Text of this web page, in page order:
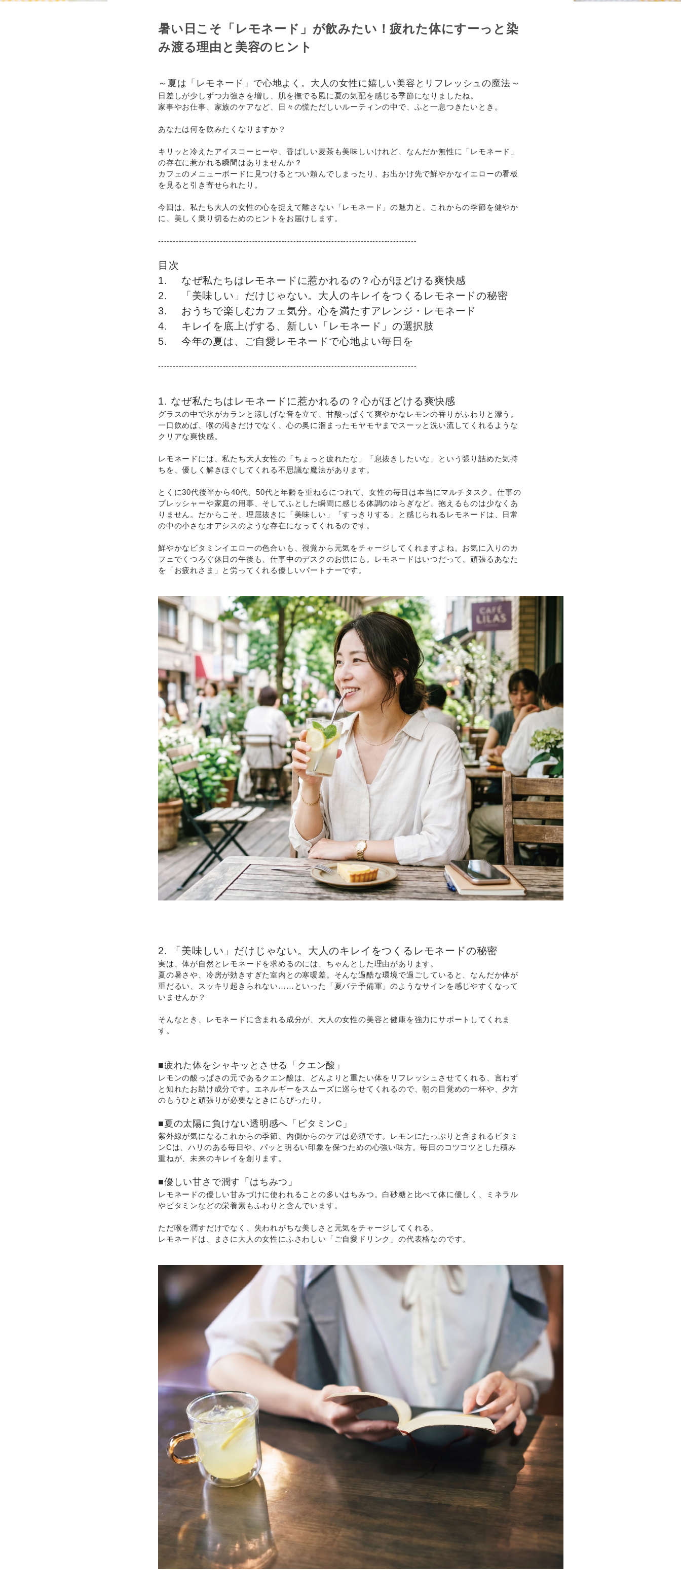
暑い日こそ「レモネード」が飲みたい！疲れた体にすーっと染
み渡る理由と美容のヒント
～夏は「レモネード」で心地よく。大人の女性に嬉しい美容とリフレッシュの魔法～
日差しが少しずつ力強さを増し、肌を撫でる風に夏の気配を感じる季節になりましたね。
家事やお仕事、家族のケアなど、日々の慌ただしいルーティンの中で、ふと一息つきたいとき。
あなたは何を飲みたくなりますか？
キリッと冷えたアイスコーヒーや、香ばしい麦茶も美味しいけれど、なんだか無性に「レモネード」
の存在に惹かれる瞬間はありませんか？
カフェのメニューボードに見つけるとつい頼んでしまったり、お出かけ先で鮮やかなイエローの看板
を見ると引き寄せられたり。
今回は、私たち大人の女性の心を捉えて離さない「レモネード」の魅力と、これからの季節を健やか
に、美しく乗り切るためのヒントをお届けします。
----------------------------------------------------------------------------------------
目次
1. なぜ私たちはレモネードに惹かれるの？心がほどける爽快感
2. 「美味しい」だけじゃない。大人のキレイをつくるレモネードの秘密
3. おうちで楽しむカフェ気分。心を満たすアレンジ・レモネード
4. キレイを底上げする、新しい「レモネード」の選択肢
5. 今年の夏は、ご自愛レモネードで心地よい毎日を
----------------------------------------------------------------------------------------
1. なぜ私たちはレモネードに惹かれるの？心がほどける爽快感
グラスの中で氷がカランと涼しげな音を立て、甘酸っぱくて爽やかなレモンの香りがふわりと漂う。
一口飲めば、喉の渇きだけでなく、心の奥に溜まったモヤモヤまでスーッと洗い流してくれるような
クリアな爽快感。
レモネードには、私たち大人女性の「ちょっと疲れたな」「息抜きしたいな」という張り詰めた気持
ちを、優しく解きほぐしてくれる不思議な魔法があります。
とくに30代後半から40代、50代と年齢を重ねるにつれて、女性の毎日は本当にマルチタスク。仕事の
プレッシャーや家庭の用事、そしてふとした瞬間に感じる体調のゆらぎなど、抱えるものは少なくあ
りません。だからこそ、理屈抜きに「美味しい」「すっきりする」と感じられるレモネードは、日常
の中の小さなオアシスのような存在になってくれるのです。
鮮やかなビタミンイエローの色合いも、視覚から元気をチャージしてくれますよね。お気に入りのカ
フェでくつろぐ休日の午後も、仕事中のデスクのお供にも。レモネードはいつだって、頑張るあなた
を「お疲れさま」と労ってくれる優しいパートナーです。
2. 「美味しい」だけじゃない。大人のキレイをつくるレモネードの秘密
実は、体が自然とレモネードを求めるのには、ちゃんとした理由があります。
夏の暑さや、冷房が効きすぎた室内との寒暖差。そんな過酷な環境で過ごしていると、なんだか体が
重だるい、スッキリ起きられない……といった「夏バテ予備軍」のようなサインを感じやすくなって
いませんか？
そんなとき、レモネードに含まれる成分が、大人の女性の美容と健康を強力にサポートしてくれま
す。
■疲れた体をシャキッとさせる「クエン酸」
レモンの酸っぱさの元であるクエン酸は、どんよりと重たい体をリフレッシュさせてくれる、言わず
と知れたお助け成分です。エネルギーをスムーズに巡らせてくれるので、朝の目覚めの一杯や、夕方
のもうひと頑張りが必要なときにもぴったり。
■夏の太陽に負けない透明感へ「ビタミンC」
紫外線が気になるこれからの季節、内側からのケアは必須です。レモンにたっぷりと含まれるビタミ
ンCは、ハリのある毎日や、パッと明るい印象を保つための心強い味方。毎日のコツコツとした積み
重ねが、未来のキレイを創ります。
■優しい甘さで潤す「はちみつ」
レモネードの優しい甘みづけに使われることの多いはちみつ。白砂糖と比べて体に優しく、ミネラル
やビタミンなどの栄養素もふわりと含んでいます。
ただ喉を潤すだけでなく、失われがちな美しさと元気をチャージしてくれる。
レモネードは、まさに大人の女性にふさわしい「ご自愛ドリンク」の代表格なのです。